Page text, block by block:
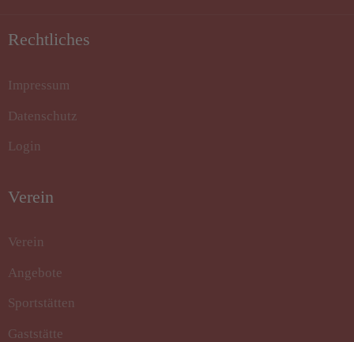
Rechtliches
Impressum
Datenschutz
Login
Verein
Verein
Angebote
Sportstätten
Gaststätte